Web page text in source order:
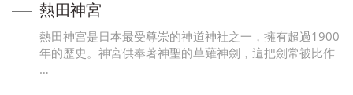
熱田神宮
熱田神宮是日本最受尊崇的神道神社之一，擁有超過1900
年的歷史。神宮供奉著神聖的草薙神劍，這把劍常被比作
…